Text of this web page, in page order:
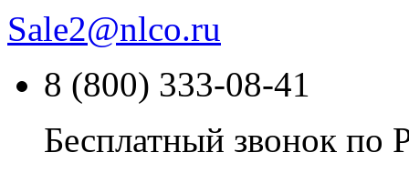
Sale2@nlco.ru
8 (800) 333-08-41
Бесплатный звонок по